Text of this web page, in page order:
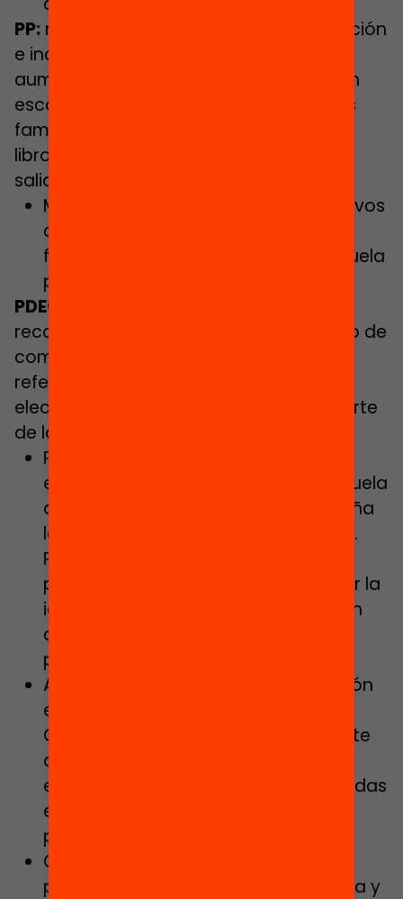
PP: no contempla el reto de la segregación
e incluye en su programa medidas que
aumentarían los niveles de segregación
escolar. Sí que propone garantizar a las
familias vulnerables la gratuidad de los
libros de texto, el material escolar y las
salidas incluidas en el currículo.
Mejoraremos los conciertos educativos
con el objetivo de igualar la
financiación con la media de la escuela
pública.
PDECAT:
recoge en su programa electoral el reto de
combatir la segregación escolar, con
referencias a mantener “la libertad de
elección de proyecto educativo por parte
de las familias”. Proponen:
Promover una escolarización
equilibrada, que refleje en cada escuela
del Servicio de Educación de Cataluña
la realidad sociocultural del entorno.
Prever los mecanismos económicos
para hacer posible esta apuesta por la
igualdad de oportunidades. Tener en
cuenta la demanda social en la
programación educativa.
Aplicar el Pacto contra la segregación
escolar, promovido por el Síndic de
Greuges y firmado por la mayor parte
de los agentes de la comunidad
educativa, implementando las medidas
económicas y logísticas necesarias
para hacerlo posible.
Garantizar que el nuevo Decreto de
programación de la oferta educativa y